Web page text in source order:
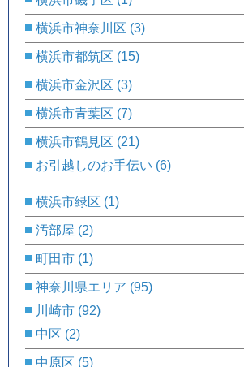
横浜市神奈川区 (3)
横浜市都筑区 (15)
横浜市金沢区 (3)
横浜市青葉区 (7)
横浜市鶴見区 (21)
お引越しのお手伝い (6)
横浜市緑区 (1)
汚部屋 (2)
町田市 (1)
神奈川県エリア (95)
川崎市 (92)
中区 (2)
中原区 (5)